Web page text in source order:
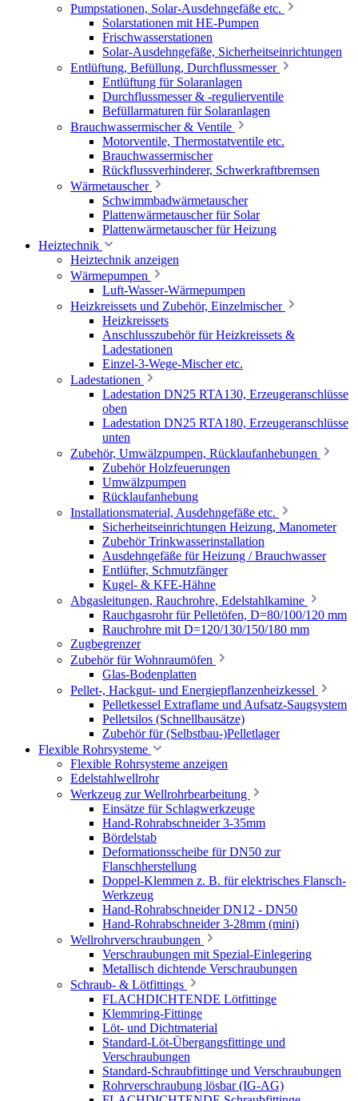
Pumpstationen, Solar-Ausdehngefäße etc.
Solarstationen mit HE-Pumpen
Frischwasserstationen
Solar-Ausdehngefäße, Sicherheitseinrichtungen
Entlüftung, Befüllung, Durchflussmesser
Entlüftung für Solaranlagen
Durchflussmesser & -regulierventile
Befüllarmaturen für Solaranlagen
Brauchwassermischer & Ventile
Motorventile, Thermostatventile etc.
Brauchwassermischer
Rückflussverhinderer, Schwerkraftbremsen
Wärmetauscher
Schwimmbadwärmetauscher
Plattenwärmetauscher für Solar
Plattenwärmetauscher für Heizung
Heiztechnik
Heiztechnik anzeigen
Wärmepumpen
Luft-Wasser-Wärmepumpen
Heizkreissets und Zubehör, Einzelmischer
Heizkreissets
Anschlusszubehör für Heizkreissets &
Ladestationen
Einzel-3-Wege-Mischer etc.
Ladestationen
Ladestation DN25 RTA130, Erzeugeranschlüsse
oben
Ladestation DN25 RTA180, Erzeugeranschlüsse
unten
Zubehör, Umwälzpumpen, Rücklaufanhebungen
Zubehör Holzfeuerungen
Umwälzpumpen
Rücklaufanhebung
Installationsmaterial, Ausdehngefäße etc.
Sicherheitseinrichtungen Heizung, Manometer
Zubehör Trinkwasserinstallation
Ausdehngefäße für Heizung / Brauchwasser
Entlüfter, Schmutzfänger
Kugel- & KFE-Hähne
Abgasleitungen, Rauchrohre, Edelstahlkamine
Rauchgasrohr für Pelletöfen, D=80/100/120 mm
Rauchrohre mit D=120/130/150/180 mm
Zugbegrenzer
Zubehör für Wohnraumöfen
Glas-Bodenplatten
Pellet-, Hackgut- und Energiepflanzenheizkessel
Pelletkessel Extraflame und Aufsatz-Saugsystem
Pelletsilos (Schnellbausätze)
Zubehör für (Selbstbau-)Pelletlager
Flexible Rohrsysteme
Flexible Rohrsysteme anzeigen
Edelstahlwellrohr
Werkzeug zur Wellrohrbearbeitung
Einsätze für Schlagwerkzeuge
Hand-Rohrabschneider 3-35mm
Bördelstab
Deformationsscheibe für DN50 zur
Flanschherstellung
Doppel-Klemmen z. B. für elektrisches Flansch-
Werkzeug
Hand-Rohrabschneider DN12 - DN50
Hand-Rohrabschneider 3-28mm (mini)
Wellrohrverschraubungen
Verschraubungen mit Spezial-Einlegering
Metallisch dichtende Verschraubungen
Schraub- & Lötfittings
FLACHDICHTENDE Lötfittinge
Klemmring-Fittinge
Löt- und Dichtmaterial
Standard-Löt-Übergangsfittinge und
Verschraubungen
Standard-Schraubfittinge und Verschraubungen
Rohrverschraubung lösbar (IG-AG)